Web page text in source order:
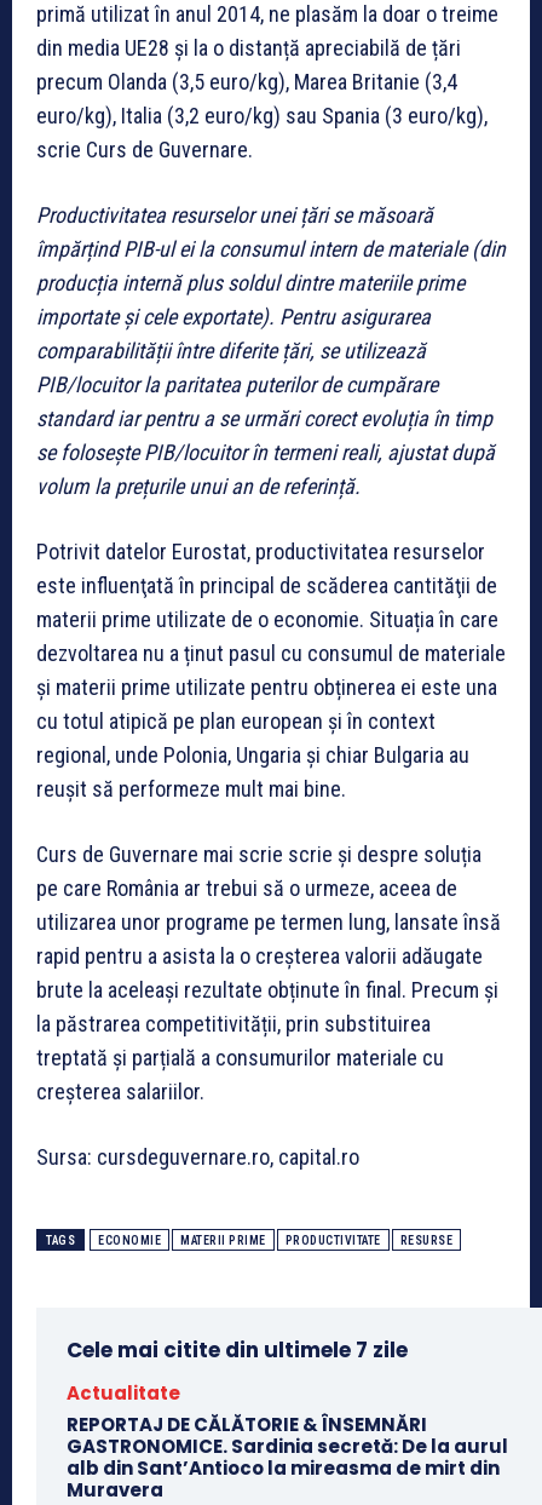
primă utilizat în anul 2014, ne plasăm la doar o treime
din media UE28 și la o distanță apreciabilă de țări
precum Olanda (3,5 euro/kg), Marea Britanie (3,4
euro/kg), Italia (3,2 euro/kg) sau Spania (3 euro/kg),
scrie Curs de Guvernare.
Productivitatea resurselor unei țări se măsoară
împărțind PIB-ul ei la consumul intern de materiale (din
producția internă plus soldul dintre materiile prime
importate și cele exportate). Pentru asigurarea
comparabilității între diferite țări, se utilizează
PIB/locuitor la paritatea puterilor de cumpărare
standard iar pentru a se urmări corect evoluția în timp
se folosește PIB/locuitor în termeni reali, ajustat după
volum la prețurile unui an de referință.
Potrivit datelor Eurostat, productivitatea resurselor
este influenţată în principal de scăderea cantităţii de
materii prime utilizate de o economie. Situația în care
dezvoltarea nu a ținut pasul cu consumul de materiale
și materii prime utilizate pentru obținerea ei este una
cu totul atipică pe plan european și în context
regional, unde Polonia, Ungaria și chiar Bulgaria au
reușit să performeze mult mai bine.
Curs de Guvernare mai scrie scrie și despre soluția
pe care România ar trebui să o urmeze, aceea de
utilizarea unor programe pe termen lung, lansate însă
rapid pentru a asista la o creșterea valorii adăugate
brute la aceleași rezultate obținute în final. Precum și
la păstrarea competitivității, prin substituirea
treptată și parțială a consumurilor materiale cu
creșterea salariilor.
Sursa: cursdeguvernare.ro, capital.ro
TAGS ECONOMIE MATERII PRIME PRODUCTIVITATE RESURSE
Cele mai citite din ultimele 7 zile
Actualitate
REPORTAJ DE CĂLĂTORIE & ÎNSEMNĂRI
GASTRONOMICE. Sardinia secretă: De la aurul
alb din Sant’Antioco la mireasma de mirt din
Muravera